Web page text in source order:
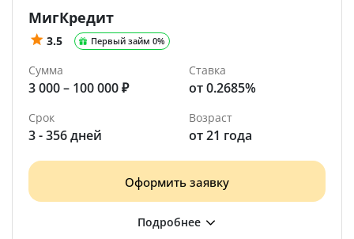
МигКредит
3.5 Первый займ 0%
Сумма
3 000 – 100 000 ₽
Ставка
от 0.2685%
Срок
3 - 356 дней
Возраст
от 21 года
Оформить заявку